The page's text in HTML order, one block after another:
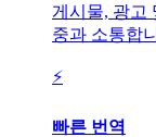
게시물, 광고
중과 소통합
⚡
빠른 번역